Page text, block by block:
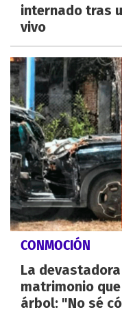
internado tras
vivo
CONMOCIÓN
La
matrimonio
árbol: "No sé